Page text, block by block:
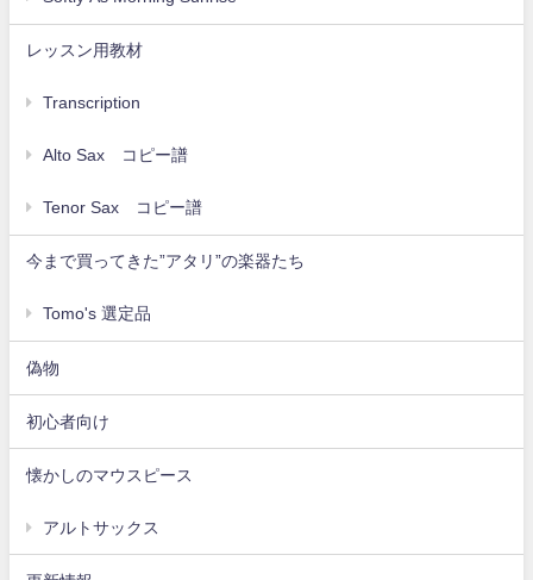
レッスン用教材
Transcription
Alto Sax コピー譜
Tenor Sax コピー譜
今まで買ってきた”アタリ”の楽器たち
Tomo's 選定品
偽物
初心者向け
懐かしのマウスピース
アルトサックス